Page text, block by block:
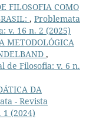
FILOSOFIA COMO
, Problemata
v. 16 n. 2 (2025)
METODOLÓGICA
,
de Filosofia: v. 6 n.
DA
- Revista
(2024)